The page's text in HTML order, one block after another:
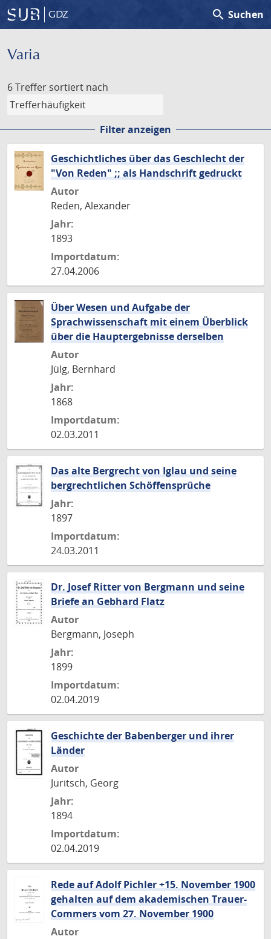
GDZ search Suchen
Varia
6 Treffer sortiert nach
Filter anzeigen
Geschichtliches über das Geschlecht der
"Von Reden" ;; als Handschrift gedruckt
Autor
Reden, Alexander
Jahr:
1893
Importdatum:
27.04.2006
Über Wesen und Aufgabe der
Sprachwissenschaft mit einem Überblick
über die Hauptergebnisse derselben
Autor
Jülg, Bernhard
Jahr:
1868
Importdatum:
02.03.2011
Das alte Bergrecht von Iglau und seine
bergrechtlichen Schöffensprüche
Jahr:
1897
Importdatum:
24.03.2011
Dr. Josef Ritter von Bergmann und seine
Briefe an Gebhard Flatz
Autor
Bergmann, Joseph
Jahr:
1899
Importdatum:
02.04.2019
Geschichte der Babenberger und ihrer
Länder
Autor
Juritsch, Georg
Jahr:
1894
Importdatum:
02.04.2019
Rede auf Adolf Pichler +15. November 1900
gehalten auf dem akademischen Trauer-
Commers vom 27. November 1900
Autor